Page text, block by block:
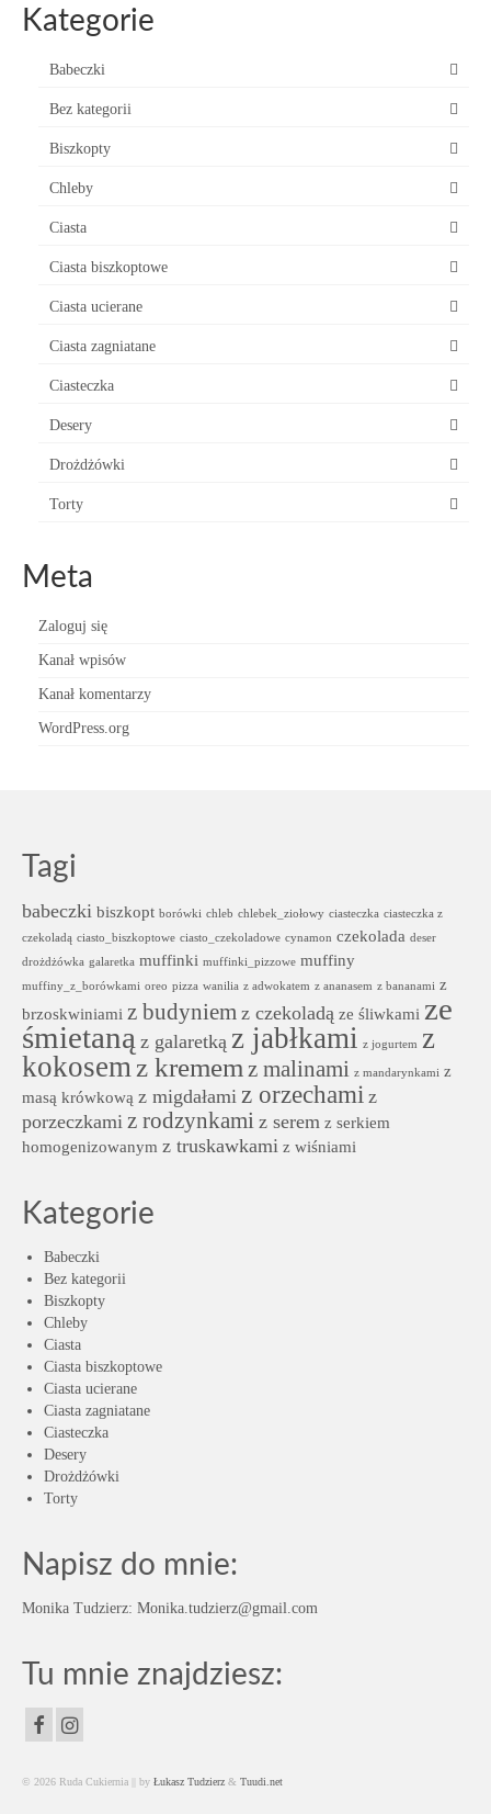
Kategorie
Babeczki
Bez kategorii
Biszkopty
Chleby
Ciasta
Ciasta biszkoptowe
Ciasta ucierane
Ciasta zagniatane
Ciasteczka
Desery
Drożdżówki
Torty
Meta
Zaloguj się
Kanał wpisów
Kanał komentarzy
WordPress.org
Tagi
babeczki biszkopt borówki chleb chlebek_ziołowy ciasteczka ciasteczka z
czekoladą ciasto_biszkoptowe ciasto_czekoladowe cynamon czekolada deser
drożdżówka galaretka muffinki muffinki_pizzowe muffiny
muffiny_z_borówkami oreo pizza wanilia z adwokatem z ananasem z bananami z
brzoskwiniami z budyniem z czekoladą ze śliwkami ze
śmietaną z galaretką z jabłkami z jogurtem z
kokosemz kremem z malinami z mandarynkami z
masą krówkową z migdałami z orzechami z
porzeczkami z rodzynkami z serem z serkiem
homogenizowanym z truskawkami z wiśniami
Kategorie
Babeczki
Bez kategorii
Biszkopty
Chleby
Ciasta
Ciasta biszkoptowe
Ciasta ucierane
Ciasta zagniatane
Ciasteczka
Desery
Drożdżówki
Torty
Napisz do mnie:
Monika Tudzierz: Monika.tudzierz@gmail.com
Tu mnie znajdziesz:
© 2026 Ruda Cukiernia || by Łukasz Tudzierz & Tuudi.net